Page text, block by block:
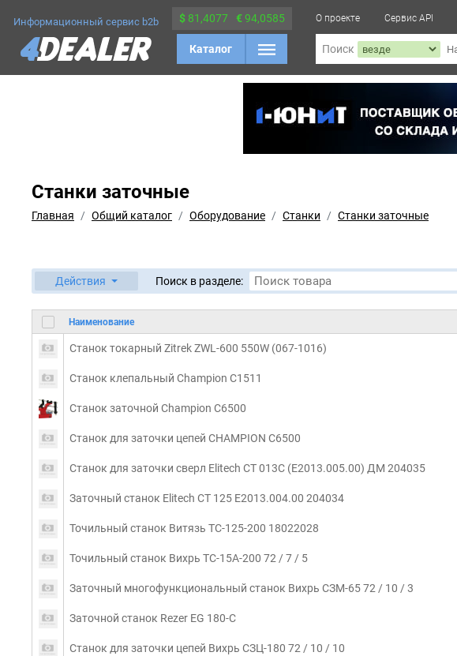
Информационный сервис b2b $ 81,4077 €94,0585
Каталог
О проекте Сервис API
Поиск
Станки заточные
Главная Общий каталог Оборудование Станки Станки заточные
Действия Поиск в разделе:
Наименование
Станок токарный Zitrek ZWL-600 550W (067-1016)
Станок клепальный Champion C1511
Станок заточной Champion C6500
Станок для заточки цепей CHAMPION C6500
Станок для заточки сверл Elitech СТ 013С (E2013.005.00) ДМ 204035
Заточный станок Elitech СТ 125 E2013.004.00 204034
Точильный станок Витязь ТС-125-200 18022028
Точильный станок Вихрь ТС-15А-200 72 / 7 / 5
Заточный многофункциональный станок Вихрь СЗМ-65 72 / 10 / 3
Заточной станок Rezer EG 180-C
Станок для заточки цепей Вихрь СЗЦ-180 72 / 10 / 10